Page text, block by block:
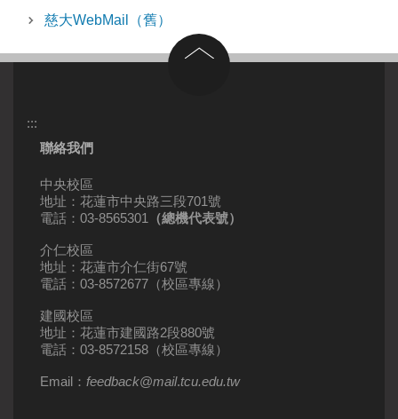
慈大WebMail（舊）
回到頂部
:::
聯絡我們
中央校區
地址：花蓮市中央路三段701號
電話：03-8565301
（總機代表號）
介仁校區
地址：花蓮市介仁街67號
電話：03-8572677（校區專線）
建國校區
地址：花蓮市建國路2段880號
電話：03-8572158（校區專線）
Email： feedback@mail.tcu.edu.tw